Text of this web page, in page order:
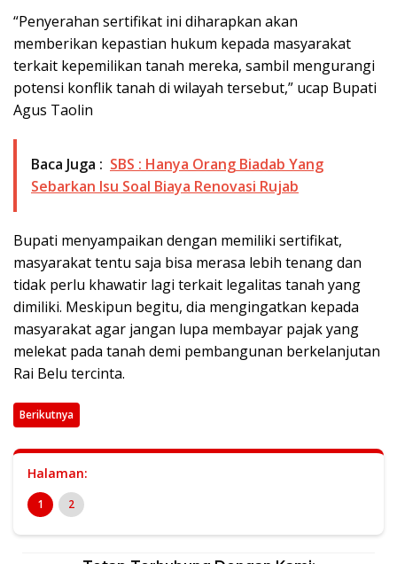
“Penyerahan sertifikat ini diharapkan akan
memberikan kepastian hukum kepada masyarakat
terkait kepemilikan tanah mereka, sambil mengurangi
potensi konflik tanah di wilayah tersebut,” ucap Bupati
Agus Taolin
Baca Juga : SBS : Hanya Orang Biadab Yang
Sebarkan Isu Soal Biaya Renovasi Rujab
Bupati menyampaikan dengan memiliki sertifikat,
masyarakat tentu saja bisa merasa lebih tenang dan
tidak perlu khawatir lagi terkait legalitas tanah yang
dimiliki. Meskipun begitu, dia mengingatkan kepada
masyarakat agar jangan lupa membayar pajak yang
melekat pada tanah demi pembangunan berkelanjutan
Rai Belu tercinta.
Berikutnya
Halaman:
1 2